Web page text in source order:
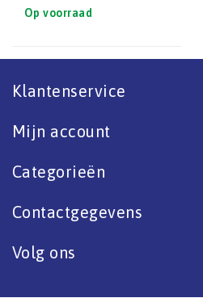
Op voorraad
Klantenservice
Mijn account
Categorieën
Contactgegevens
Volg ons